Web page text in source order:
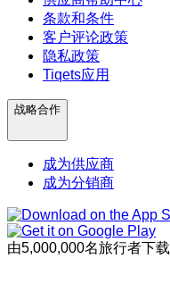
条款和条件
客户评论政策
隐私政策
Tiqets应用
战略合作
成为供应商
成为分销商
由5,000,000名旅行者下载